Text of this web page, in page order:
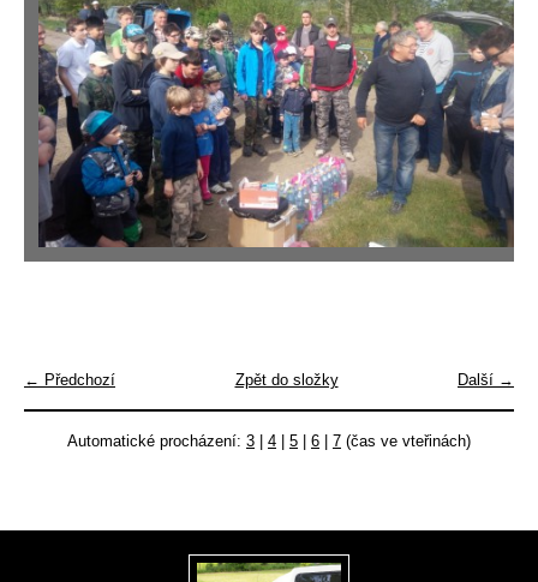
← Předchozí Další →
Zpět do složky
Automatické procházení: 3 4 5 6 7 (čas ve vteřinách)